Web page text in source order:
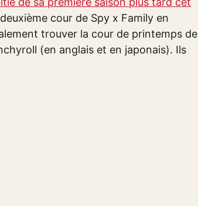
cour de Spy x Family en
trouver la cour de printemps de
(en anglais et en japonais). Ils